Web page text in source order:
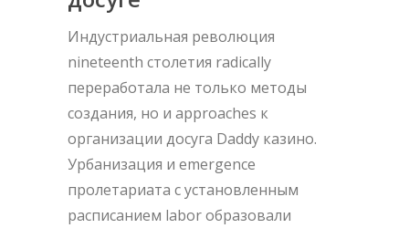
Индустриальная революция
nineteenth столетия radically
переработала не только методы
создания, но и approaches к
организации досуга Daddy казино.
Урбанизация и emergence
пролетариата с установленным
расписанием labor образовали